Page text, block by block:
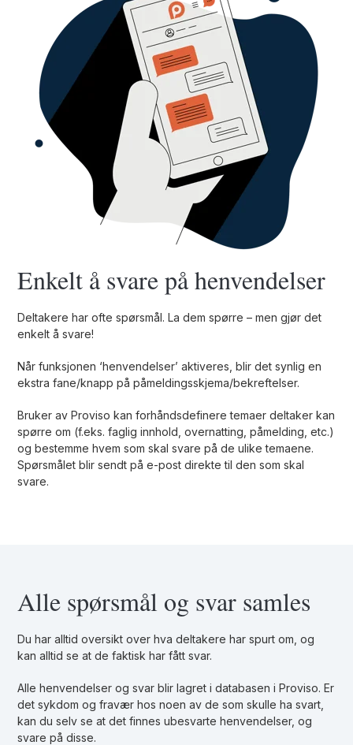
Enkelt å svare på henvendelser
Deltakere har ofte spørsmål. La dem spørre – men gjør det
enkelt å svare!
Når funksjonen ‘henvendelser’ aktiveres, blir det synlig en
ekstra fane/knapp på påmeldingsskjema/bekreftelser.
Bruker av Proviso kan forhåndsdefinere temaer deltaker kan
spørre om (f.eks. faglig innhold, overnatting, påmelding, etc.)
og bestemme hvem som skal svare på de ulike temaene.
Spørsmålet blir sendt på e-post direkte til den som skal
svare.
Alle spørsmål og svar samles
Du har alltid oversikt over hva deltakere har spurt om, og
kan alltid se at de faktisk har fått svar.
Alle henvendelser og svar blir lagret i databasen i Proviso. Er
det sykdom og fravær hos noen av de som skulle ha svart,
kan du selv se at det finnes ubesvarte henvendelser, og
svare på disse.